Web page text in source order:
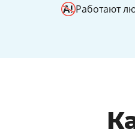
Работают